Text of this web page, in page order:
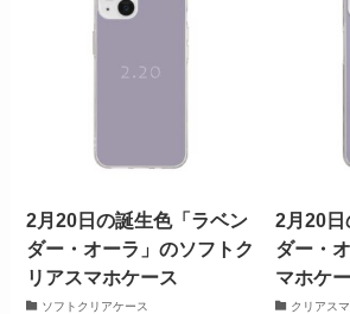
2月20日の誕生色「ラベン
ダー・オーラ」のソフトク
リアスマホケース
ソフトクリアケース
2月20日
ダー・
マホケ
クリアス